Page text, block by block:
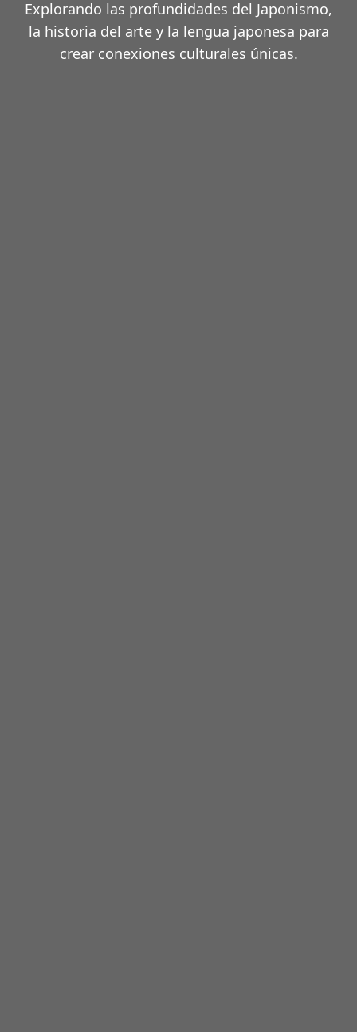
Explorando las profundidades del Japonismo,
la historia del arte y la lengua japonesa para
crear conexiones culturales únicas.